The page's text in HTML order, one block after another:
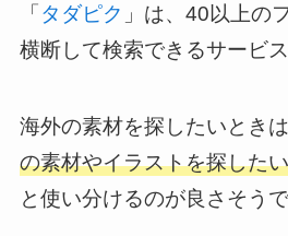
「タダピク 」は、40以上の
横断して検索できるサービス
海外の素材を探したいときは
の素材やイラストを探した
と使い分けるのが良さそうで